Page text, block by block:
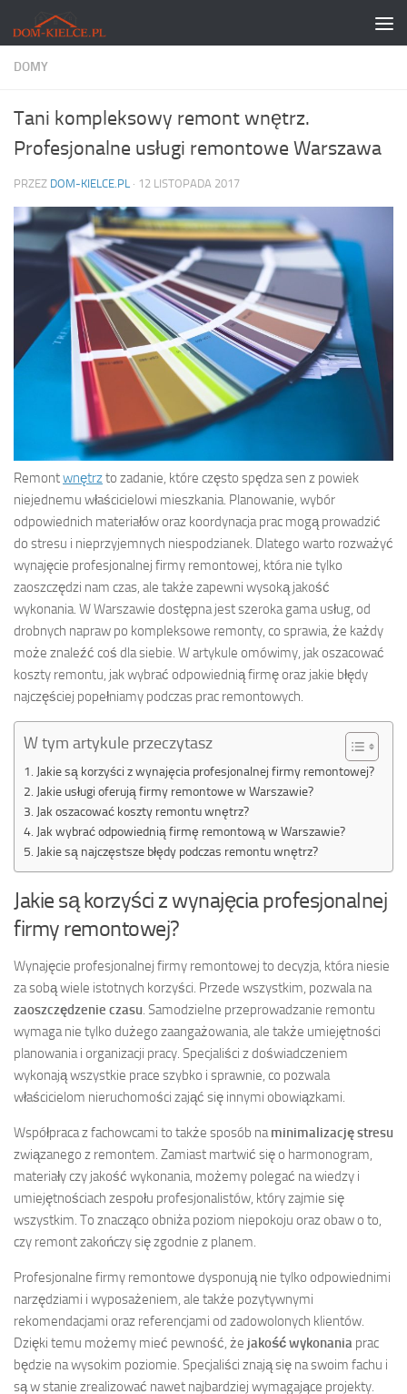
Skip to content
DOMY
Tani kompleksowy remont wnętrz.
Profesjonalne usługi remontowe Warszawa
PRZEZ DOM-KIELCE.PL · 12 LISTOPADA 2017
Remontwnętrzto zadanie, które często spędza sen z powiek
niejednemu właścicielowi mieszkania. Planowanie, wybór
odpowiednich materiałów oraz koordynacja prac mogą prowadzić
do stresu i nieprzyjemnych niespodzianek. Dlatego warto rozważyć
wynajęcie profesjonalnej firmy remontowej, która nie tylko
zaoszczędzi nam czas, ale także zapewni wysoką jakość
wykonania. W Warszawie dostępna jest szeroka gama usług, od
drobnych napraw po kompleksowe remonty, co sprawia, że każdy
może znaleźć coś dla siebie. W artykule omówimy, jak oszacować
koszty remontu, jak wybrać odpowiednią firmę oraz jakie błędy
najczęściej popełniamy podczas prac remontowych.
W tym artykule przeczytasz
Jakie są korzyści z wynajęcia profesjonalnej firmy remontowej?
Jakie usługi oferują firmy remontowe w Warszawie?
Jak oszacować koszty remontu wnętrz?
Jak wybrać odpowiednią firmę remontową w Warszawie?
Jakie są najczęstsze błędy podczas remontu wnętrz?
Jakie są korzyści z wynajęcia profesjonalnej
firmy remontowej?
Wynajęcie profesjonalnej firmy remontowej to decyzja, która niesie
za sobą wiele istotnych korzyści. Przede wszystkim, pozwala na
zaoszczędzenie czasu. Samodzielne przeprowadzanie remontu
wymaga nie tylko dużego zaangażowania, ale także umiejętności
planowania i organizacji pracy. Specjaliści z doświadczeniem
wykonają wszystkie prace szybko i sprawnie, co pozwala
właścicielom nieruchomości zająć się innymi obowiązkami.
Współpraca z fachowcami to także sposób naminimalizację stresu
związanego z remontem. Zamiast martwić się o harmonogram,
materiały czy jakość wykonania, możemy polegać na wiedzy i
umiejętnościach zespołu profesjonalistów, który zajmie się
wszystkim. To znacząco obniża poziom niepokoju oraz obaw o to,
czy remont zakończy się zgodnie z planem.
Profesjonalne firmy remontowe dysponują nie tylko odpowiednimi
narzędziami i wyposażeniem, ale także pozytywnymi
rekomendacjami oraz referencjami od zadowolonych klientów.
Dzięki temu możemy mieć pewność, że jakość wykonania prac
będzie na wysokim poziomie. Specjaliści znają się na swoim fachu i
są w stanie zrealizować nawet najbardziej wymagające projekty.